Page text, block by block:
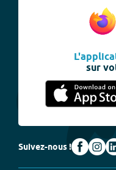
sur
Suivez-nous !